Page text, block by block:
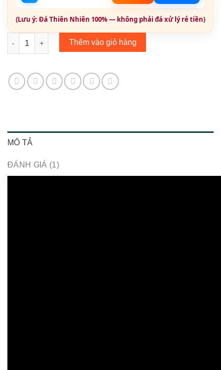
(Lưu ý: Đá Thiên Nhiên 100% — không phải đá xử lý rẻ tiền)
Đá Fluorite Thô - Trưng Bày Phong Thủy ,Trang Trí Hồ , Rải
Thêm vào giỏ hàng
MÔ TẢ
ĐÁNH GIÁ (1)